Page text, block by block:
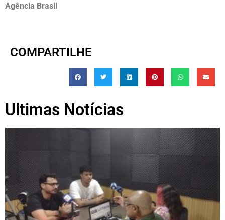
Agência Brasil
COMPARTILHE
Ultimas Notícias